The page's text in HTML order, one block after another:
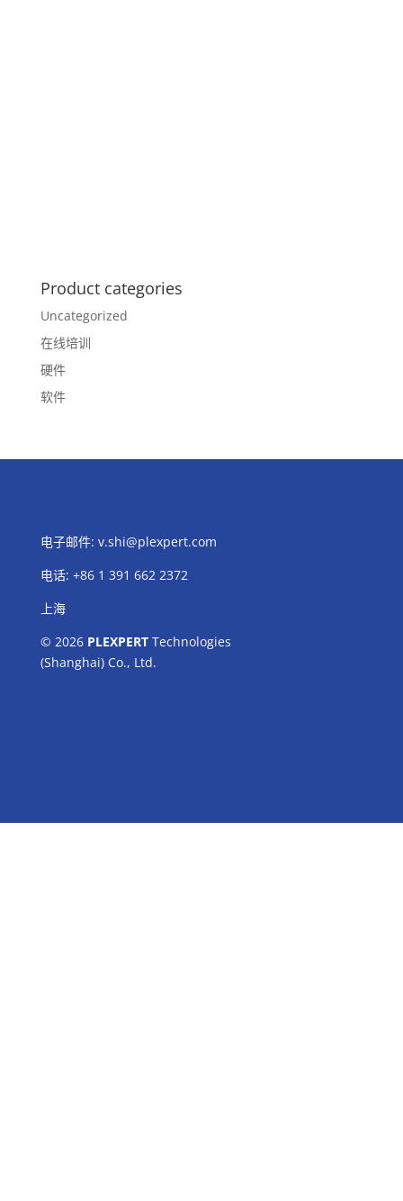
Product categories
Uncategorized
在线培训
硬件
软件
电子邮件: v.shi@plexpert.com
电话: +86 1 391 662 2372
上海
© 2026 PLEXPERTTechnologies
(Shanghai) Co., Ltd.